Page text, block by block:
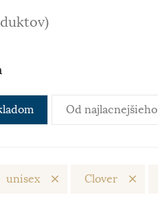
Od najlacnejšieho
unisex Clover